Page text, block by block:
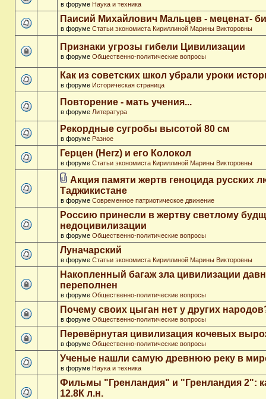
в форуме Наука и техника
Паисий Михайлович Мальцев - меценат-
в форуме Статьи экономиста Кириллиной Марины Викторовны
Признаки угрозы гибели Цивилизации
в форуме Общественно-политические вопросы
Как из советских школ убрали уроки
в форуме Историческая страница
Повторение - мать учения...
в форуме Литература
Рекордные сугробы высотой 80 см
в форуме Разное
Герцен (Herz) и его Колокол
в форуме Статьи экономиста Кириллиной Марины Викторовны
Акция памяти жертв геноцида русских
Таджикистане
в форуме Современное патриотическое движение
Россию принесли в жертву светлому
недоцивилизации
в форуме Общественно-политические вопросы
Луначарский
в форуме Статьи экономиста Кириллиной Марины Викторовны
Накопленный багаж зла цивилизации
переполнен
в форуме Общественно-политические вопросы
Почему своих цыган нет у других
в форуме Общественно-политические вопросы
Перевёрнутая цивилизация кочевых
в форуме Общественно-политические вопросы
Ученые нашли самую древнюю реку в
в форуме Наука и техника
Фильмы "Гренландия" и "Гренландия 2":
12.8К л.н.